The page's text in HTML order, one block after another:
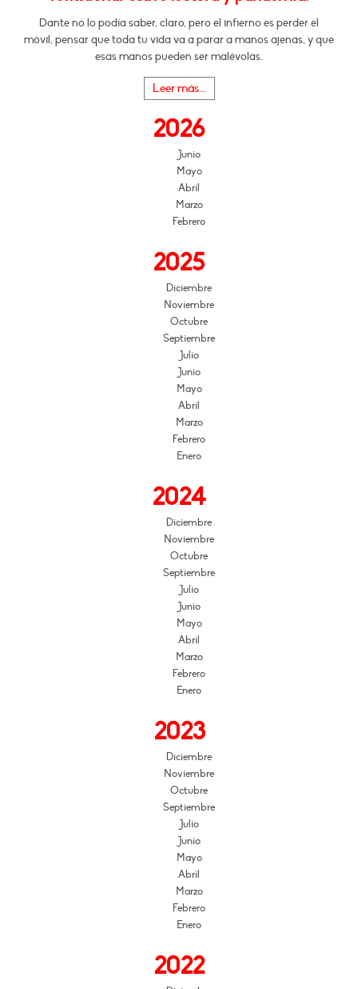
Dante no lo podía saber, claro, pero el infierno es perder el
móvil, pensar que toda tu vida va a parar a manos ajenas, y que
esas manos pueden ser malévolas.
Leer más...
2026
Junio
Mayo
Abril
Marzo
Febrero
2025
Diciembre
Noviembre
Octubre
Septiembre
Julio
Junio
Mayo
Abril
Marzo
Febrero
Enero
2024
Diciembre
Noviembre
Octubre
Septiembre
Julio
Junio
Mayo
Abril
Marzo
Febrero
Enero
2023
Diciembre
Noviembre
Octubre
Septiembre
Julio
Junio
Mayo
Abril
Marzo
Febrero
Enero
2022